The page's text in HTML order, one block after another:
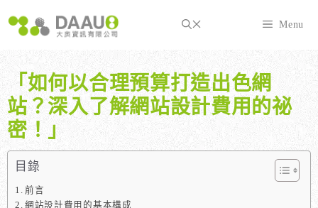
至
內
Menu
「如何以合理預算打造出色網
站？深入了解網站設計費用的祕
密！」
目錄
前言
網站設計費用的基本構成